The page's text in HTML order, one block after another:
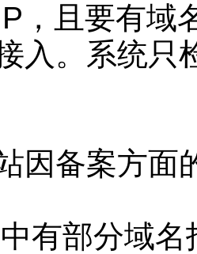
，且要有域
入。系统只
因备案方面
有部分域